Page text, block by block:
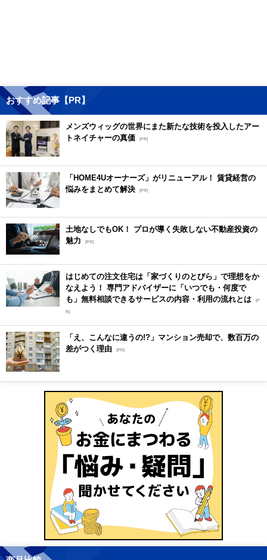
おすすめ記事【PR】
メンズウィッグの世界にまた新たな技術を投入したアー
トネイチャーの真価 [PR]
「HOME4Uオーナーズ」がリニューアル！ 賃貸経営の
悩みをまとめて解決 [PR]
土地なしでもOK！ プロが導く失敗しない不動産投資の
魅力
[PR]
はじめての注文住宅は「家づくりのとびら」で理想をか
なえよう！ 専門アドバイザーに「いつでも・何度で
も」無料相談できるサービスの内容・利用の流れとは [P
R]
「え、こんなに違うの!?」マンション売却で、数百万の
差がつく理由 [PR]